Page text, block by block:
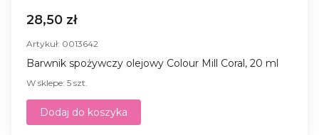
28,50 zł
Artykuł: 0013642
Barwnik spożywczy olejowy Colour Mill Coral, 20 ml
W sklepe: 5 szt.
Dodaj do koszyka